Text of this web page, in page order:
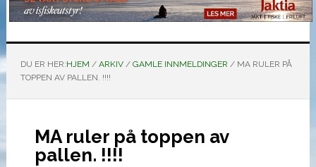
DU ER HER:HJEM / ARKIV / GAMLE INNMELDINGER /MA RULER PÅ
TOPPEN AV PALLEN. !!!!
MA ruler på toppen av
pallen. !!!!